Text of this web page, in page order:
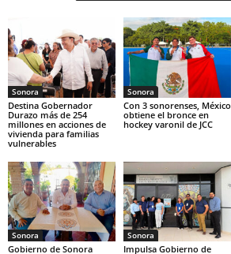
Sonora
Destina Gobernador
Durazo más de 254
millones en acciones de
vivienda para familias
vulnerables
Sonora
Con 3 sonorenses, México
obtiene el bronce en
hockey varonil de JCC
Sonora
Gobierno de Sonora
Sonora
Impulsa Gobierno de